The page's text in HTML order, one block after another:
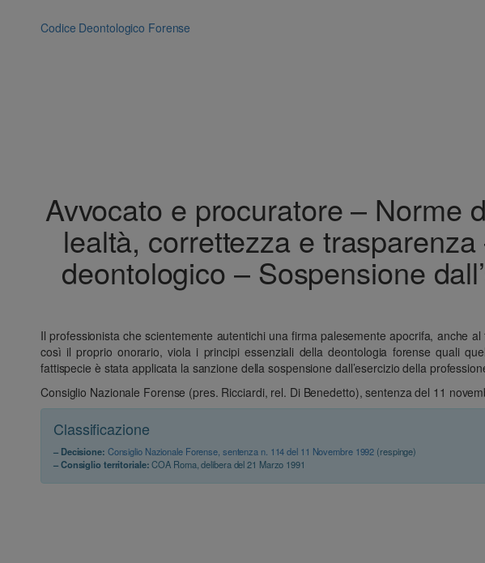
Codice Deontologico Forense
Avvocato e procuratore – Norme
lealtà, correttezza e
deontologico – Sospensione
Il professionista che scientemente autentichi una firma palesemente apocrifa, anche
così il proprio onorario, viola i principi essenziali della deontologia forense quali
fattispecie è stata applicata la sanzione della sospensione dall’esercizio della
Consiglio Nazionale Forense (pres. Ricciardi, rel. Di Benedetto), sentenza del 11
Classificazione
– Decisione: Consiglio Nazionale Forense, sentenza n. 114 del 11 Novembre 1992 (respinge)
– Consiglio territoriale:COA Roma, delibera del 21 Marzo 1991